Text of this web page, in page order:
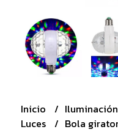
Inicio
Luces
Bola